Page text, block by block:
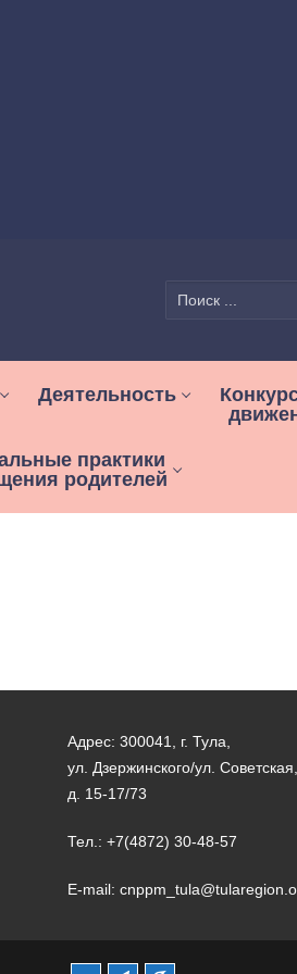
Найти:
Деятельность
практики
родителей
Адрес: 300041, г. Тула,
ул. Дзержинского/ул. Советская,
д. 15-17/73
Тел.: +7(4872) 30-48-57
E-mail: